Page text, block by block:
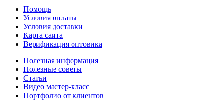
Помощь
Условия оплаты
Условия доставки
Карта сайта
Верификация оптовика
Полезная информация
Полезные советы
Статьи
Видео мастер-класс
Портфолио от клиентов